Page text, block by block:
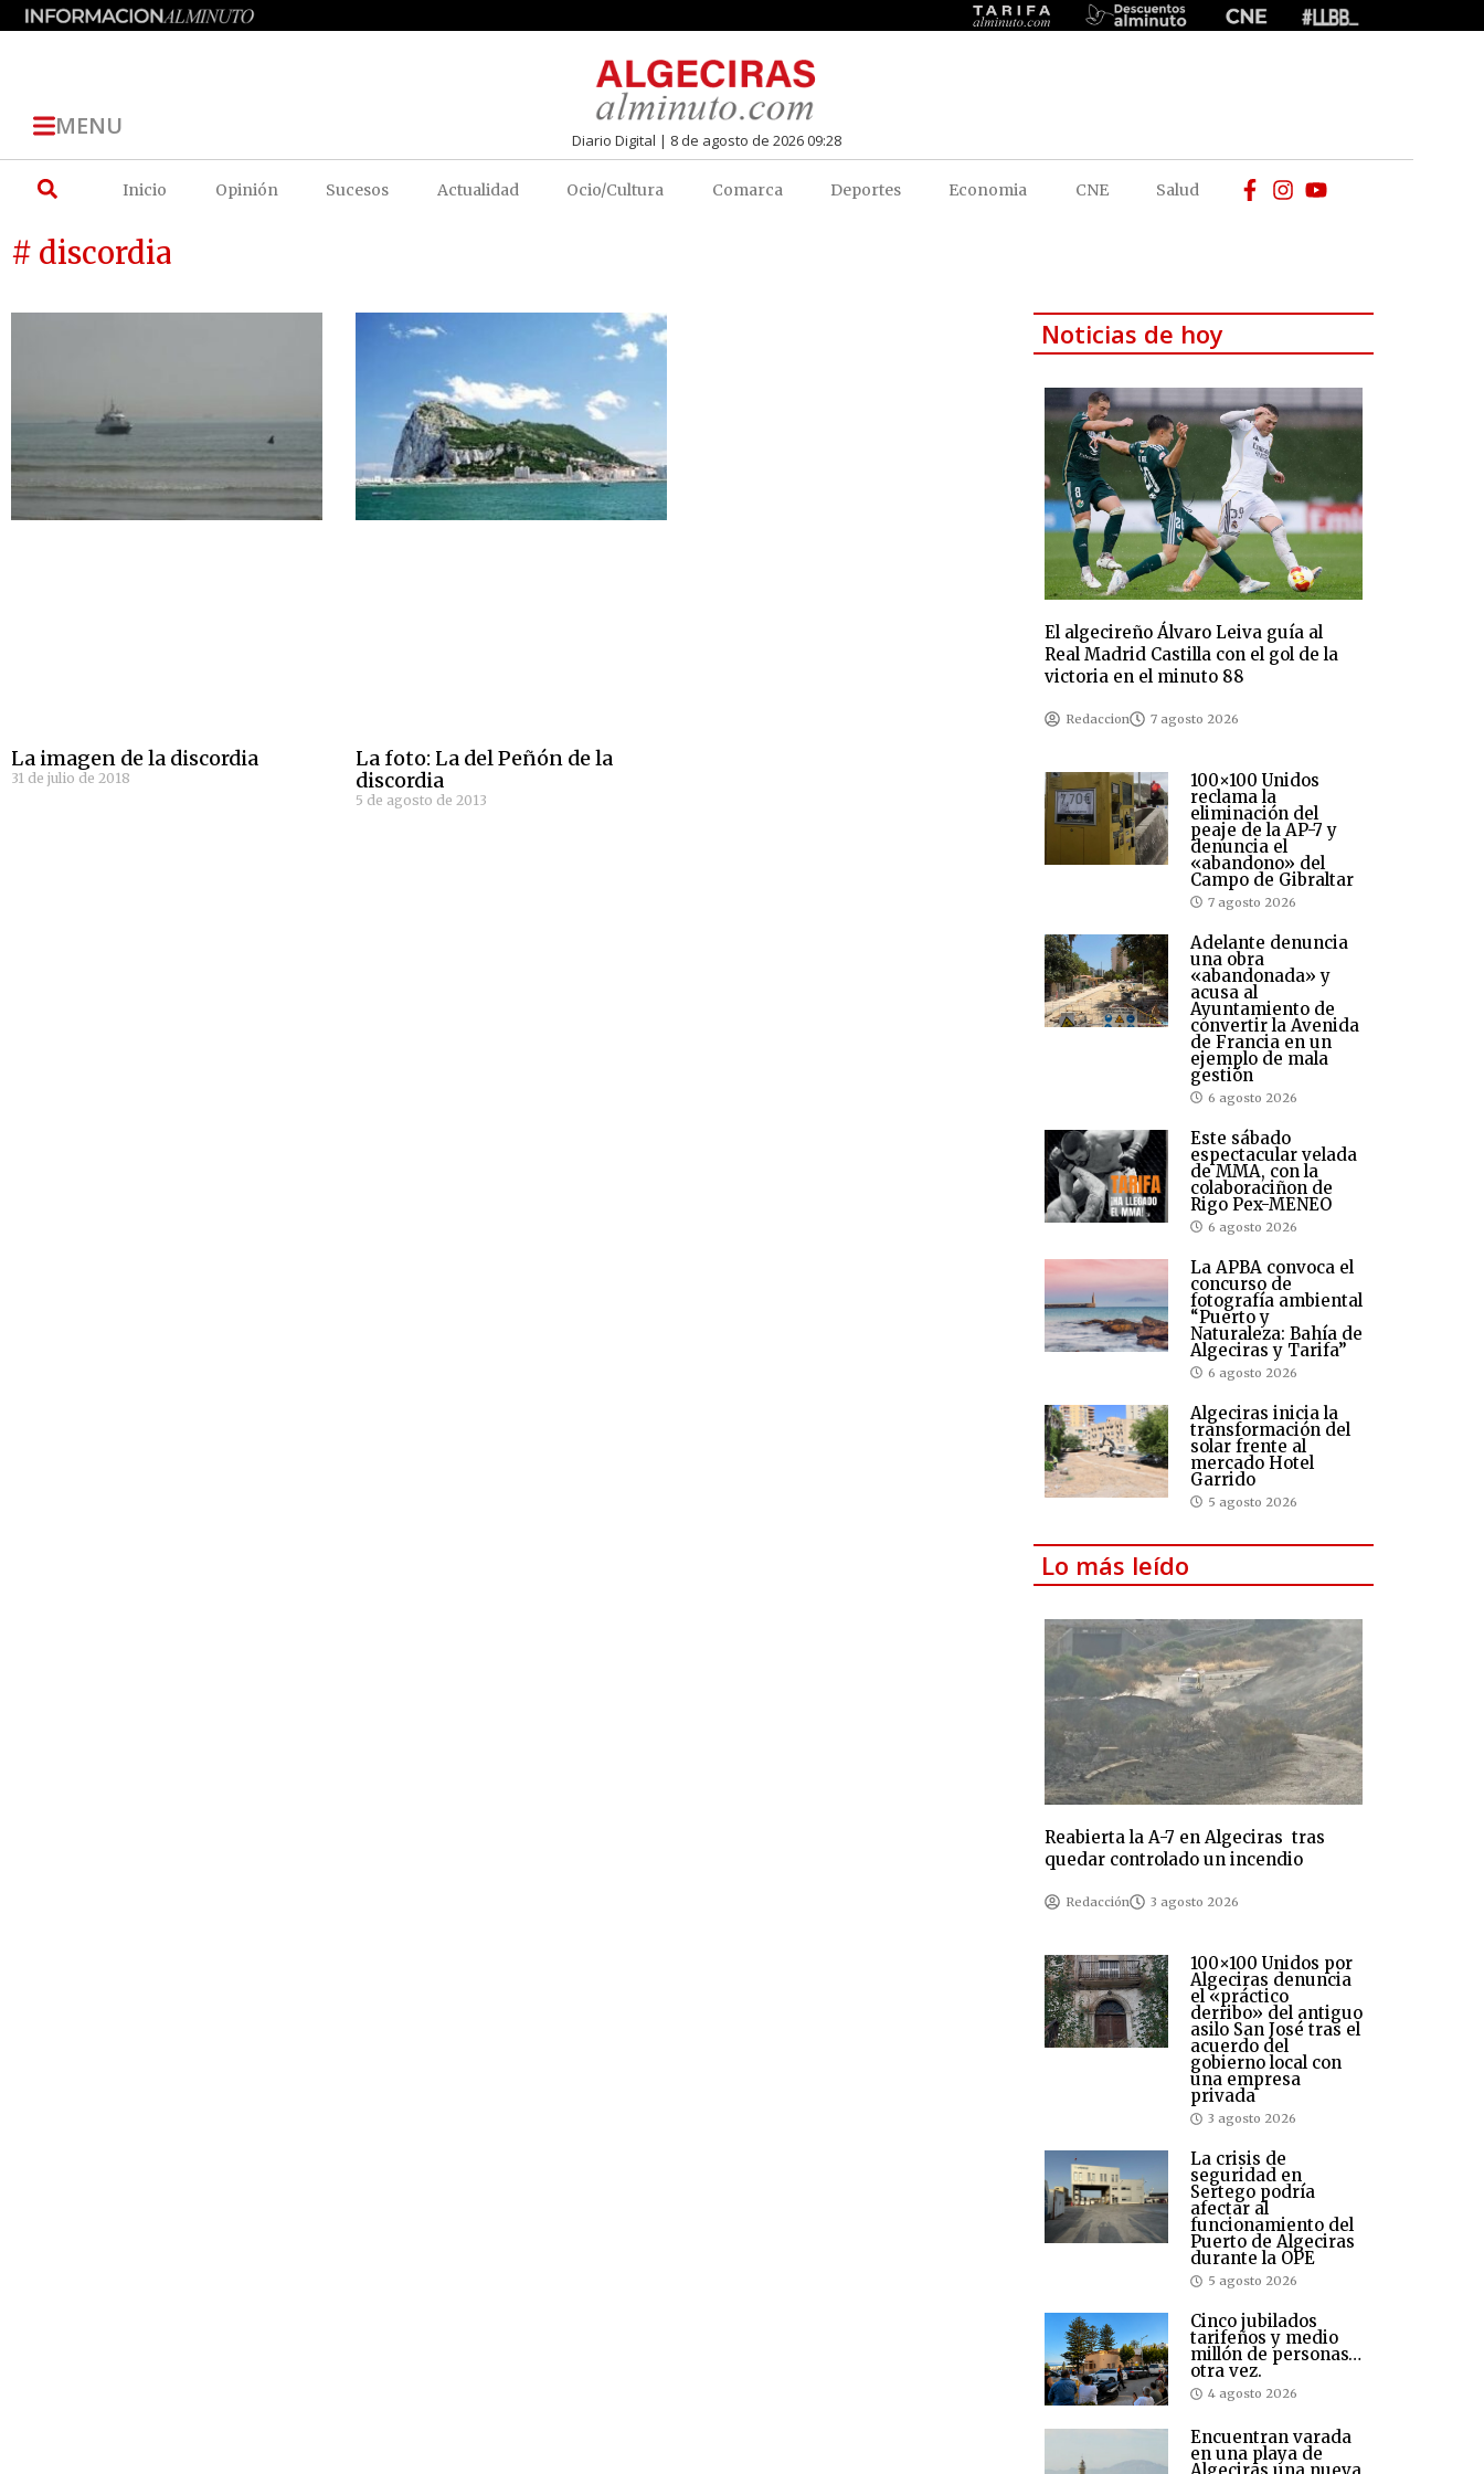
MENU Diario Digital | 8 de agosto de 2026 09:28
Inicio Opinión Sucesos Actualidad Ocio/Cultura Comarca Deportes Economia CNE Salud
# discordia
La imagen de la discordia
31 de julio de 2018
La foto: La del Peñón de la
discordia
5 de agosto de 2013
Noticias de hoy
El algecireño Álvaro Leiva guía al
Real Madrid Castilla con el gol de la
victoria en el minuto 88
Redaccion 7 agosto 2026
100×100 Unidos
reclama la
eliminación del
peaje de la AP-7 y
denuncia el
«abandono» del
Campo de Gibraltar
7 agosto 2026
Adelante denuncia
una obra
«abandonada» y
acusa al
Ayuntamiento de
convertir la Avenida
de Francia en un
ejemplo de mala
gestión
6 agosto 2026
Este sábado
espectacular velada
de MMA, con la
colaboraciñon de
Rigo Pex-MENEO
6 agosto 2026
La APBA convoca el
concurso de
fotografía ambiental
“Puerto y
Naturaleza: Bahía de
Algeciras y Tarifa”
6 agosto 2026
Algeciras inicia la
transformación del
solar frente al
mercado Hotel
Garrido
5 agosto 2026
Lo más leído
Reabierta la A-7 en Algeciras tras
quedar controlado un incendio
Redacción 3 agosto 2026
100×100 Unidos por
Algeciras denuncia
el «práctico
derribo» del antiguo
asilo San José tras el
acuerdo del
gobierno local con
una empresa
privada
3 agosto 2026
La crisis de
seguridad en
Sertego podría
afectar al
funcionamiento del
Puerto de Algeciras
durante la OPE
5 agosto 2026
Cinco jubilados
tarifeños y medio
millón de personas…
otra vez.
4 agosto 2026
Encuentran varada
en una playa de